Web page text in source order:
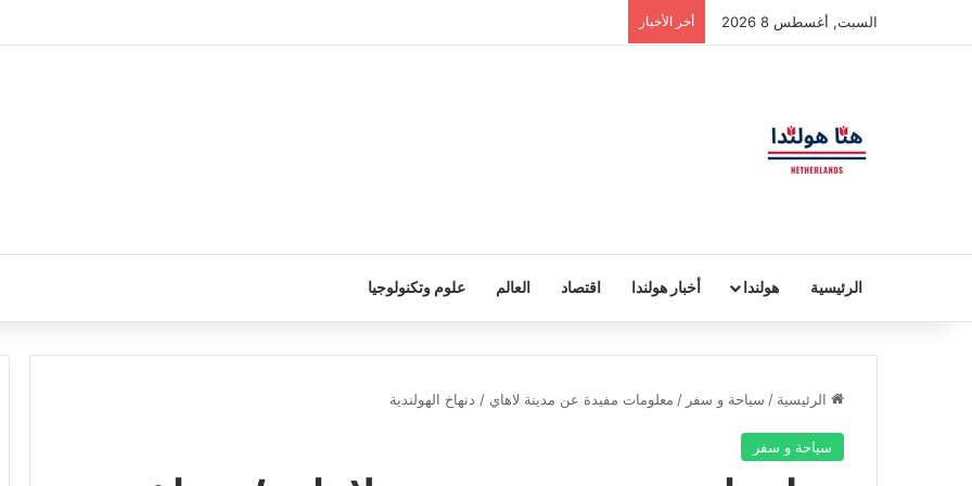
السبت, أغسطس 8 2026 أخر الأخبار
الرئيسية هولندا أخبار هولندا اقتصاد العالم علوم وتكنولوجيا
الرئيسية / سياحة و سفر / معلومات مفيدة عن مدينة لاهاي / دنهاخ الهولندية
سياحة و سفر